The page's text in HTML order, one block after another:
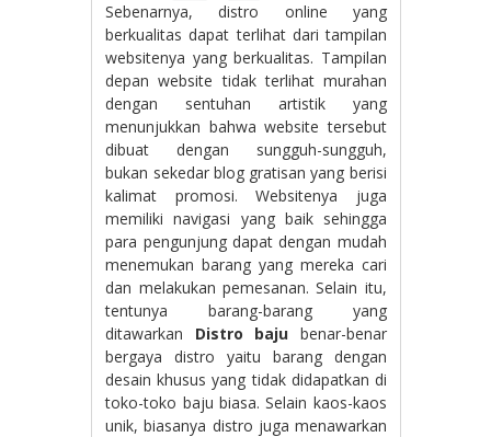
Sebenarnya, distro online yang
berkualitas dapat terlihat dari tampilan
websitenya yang berkualitas. Tampilan
depan website tidak terlihat murahan
dengan sentuhan artistik yang
menunjukkan bahwa website tersebut
dibuat dengan sungguh-sungguh,
bukan sekedar blog gratisan yang berisi
kalimat promosi. Websitenya juga
memiliki navigasi yang baik sehingga
para pengunjung dapat dengan mudah
menemukan barang yang mereka cari
dan melakukan pemesanan. Selain itu,
tentunya barang-barang yang
ditawarkan Distro baju benar-benar
bergaya distro yaitu barang dengan
desain khusus yang tidak didapatkan di
toko-toko baju biasa. Selain kaos-kaos
unik, biasanya distro juga menawarkan